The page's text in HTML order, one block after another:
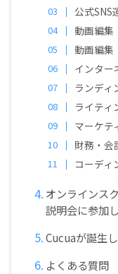
公式SNS
動画編集
動画編集
インター
ランディ
ライティ
マーケテ
財務・会
コーディ
オンラインス
説明会に参加
Cucuaが誕生
よくある質問